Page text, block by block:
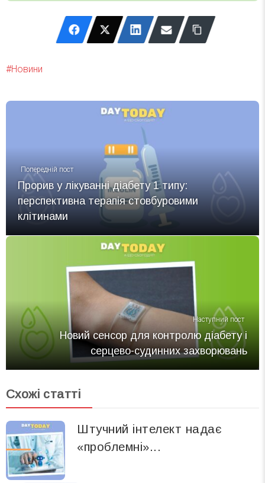
Новини
Попередній пост
Прорив у лікуванні діабету 1 типу:
перспективна терапія стовбуровими
клітинами
Наступний пост
Новий сенсор для контролю діабету і
серцево-судинних захворювань
Схожі статті
Штучний інтелект надає
«проблемні»...